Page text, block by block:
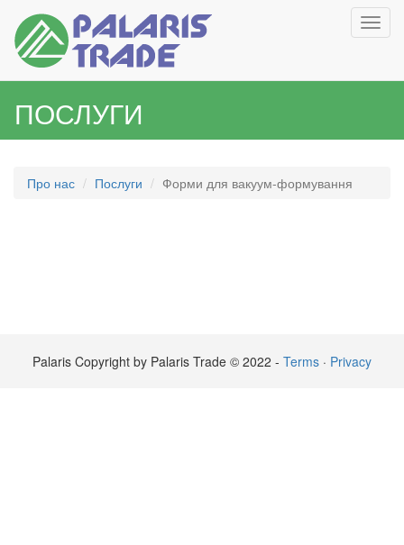
ПОСЛУГИ
Про нас Послуги Форми для вакуум-формування
Palaris Copyright by Palaris Trade © 2022 - Terms · Privacy